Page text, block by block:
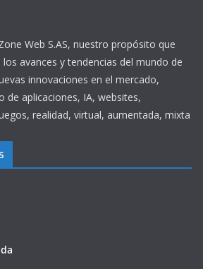
Web S.AS, nuestro propósito que
avances y tendencias del mundo de
innovaciones en el mercado,
de aplicaciones, IA, websites,
realidad, virtual, aumentada, mixta